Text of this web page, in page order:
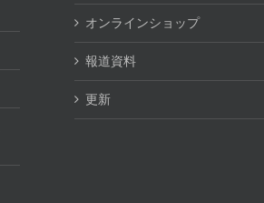
オンラインショップ
報道資料
更新